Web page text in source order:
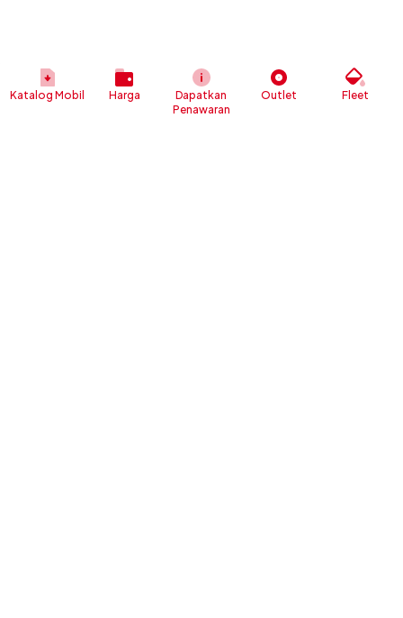
Katalog Mobil Harga
Dapatkan
Penawaran
Outlet Fleet